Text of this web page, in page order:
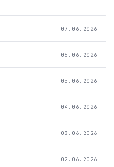
07.06.2026
06.06.2026
05.06.2026
04.06.2026
03.06.2026
02.06.2026